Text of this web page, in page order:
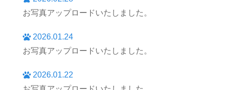
お写真アップロードいたしました。
2026.01.24
お写真アップロードいたしました。
2026.01.22